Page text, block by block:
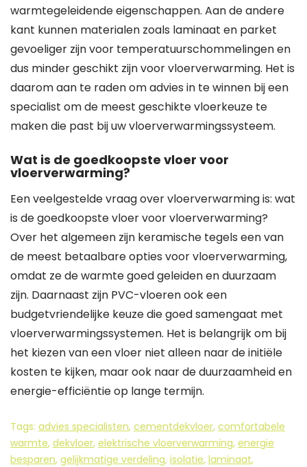
warmtegeleidende eigenschappen. Aan de andere
kant kunnen materialen zoals laminaat en parket
gevoeliger zijn voor temperatuurschommelingen en
dus minder geschikt zijn voor vloerverwarming. Het is
daarom aan te raden om advies in te winnen bij een
specialist om de meest geschikte vloerkeuze te
maken die past bij uw vloerverwarmingssysteem.
Wat is de goedkoopste vloer voor
vloerverwarming?
Een veelgestelde vraag over vloerverwarming is: wat
is de goedkoopste vloer voor vloerverwarming?
Over het algemeen zijn keramische tegels een van
de meest betaalbare opties voor vloerverwarming,
omdat ze de warmte goed geleiden en duurzaam
zijn. Daarnaast zijn PVC-vloeren ook een
budgetvriendelijke keuze die goed samengaat met
vloerverwarmingssystemen. Het is belangrijk om bij
het kiezen van een vloer niet alleen naar de initiële
kosten te kijken, maar ook naar de duurzaamheid en
energie-efficiëntie op lange termijn.
Tags: advies specialisten, cementdekvloer, comfortabele
warmte, dekvloer, elektrische vloerverwarming, energie
besparen, gelijkmatige verdeling, isolatie, laminaat,